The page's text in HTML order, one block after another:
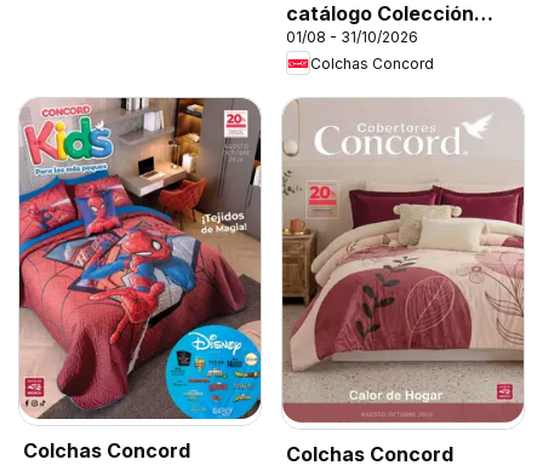
catálogo Colección
Bebé
01/08 - 31/10/2026
Colchas Concord
Colchas Concord
Colchas Concord